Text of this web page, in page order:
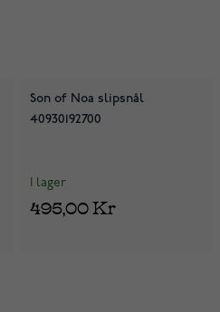
Son of Noa slipsnål
40930192700
I lager
495,00 Kr